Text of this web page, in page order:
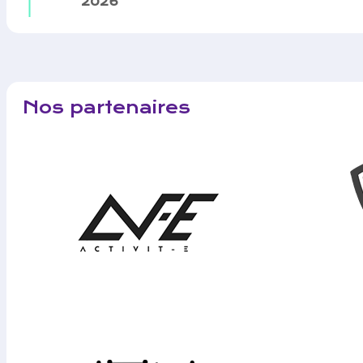
Nos partenaires